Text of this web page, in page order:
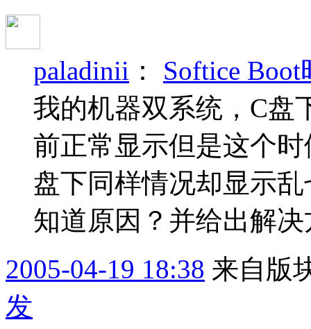
paladinii ： Softice
我的机器双系统，C盘
前正常显示但是这个
盘下同样情况却显示
知道原因？并给出解
2005-04-19 18:38 来自版
发